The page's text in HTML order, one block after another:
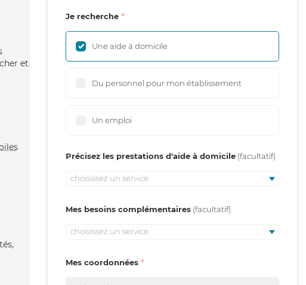
et
Je recherche
Une aide à domicile
Du personnel pour mon établissement
Un emploi
Précisez les prestations d'aide à domicile
choisissez un service
Mes besoins complémentaires
choisissez un service
Mes coordonnées